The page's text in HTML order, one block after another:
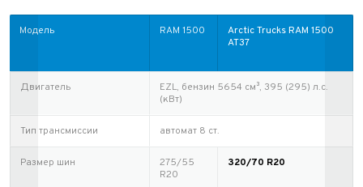
Модель RAM 1500
Arctic Trucks RAM 1500
AT37
Двигатель
EZL, бензин 5654 см³, 395 (295) л.с.
(кВт)
Тип трансмиссии автомат 8 ст.
Размер шин
275/55
R20
320/70 R20